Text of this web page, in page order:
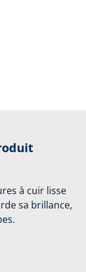
à cuir lisse
sa brillance,